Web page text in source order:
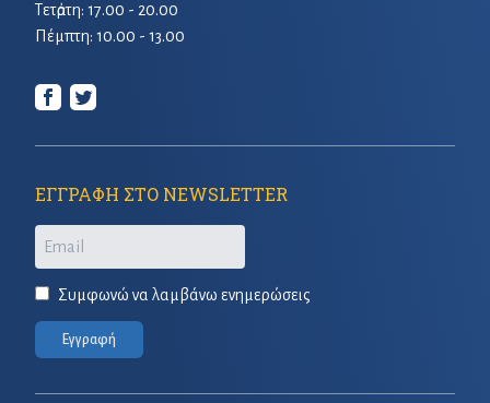
Τετἀρτη: 17.00 - 20.00
Πέμπτη: 10.00 - 13.00
ΕΓΓΡΑΦΗ ΣΤΟ NEWSLETTER
Email
Συμφωνώ να λαμβάνω ενημερώσεις
Εγγραφή